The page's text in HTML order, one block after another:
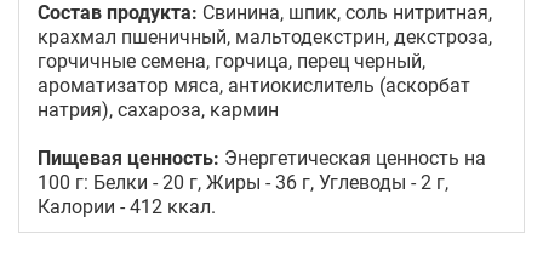
Состав продукта: Свинина, шпик, соль нитритная,
крахмал пшеничный, мальтодекстрин, декстроза,
горчичные семена, горчица, перец черный,
ароматизатор мяса, антиокислитель (аскорбат
натрия), сахароза, кармин
Пищевая ценность: Энергетическая ценность на
100 г: Белки - 20 г, Жиры - 36 г, Углеводы - 2 г,
Калории - 412 ккал.